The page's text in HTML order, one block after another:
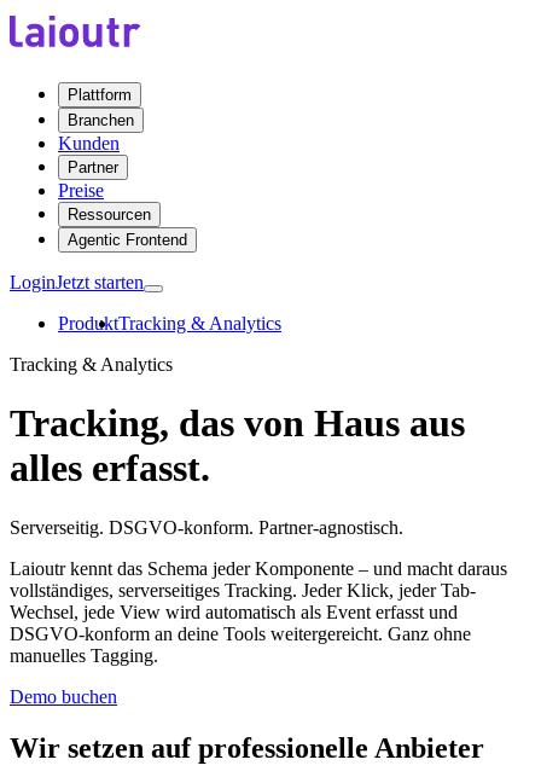
Plattform
Branchen
Kunden
Partner
Preise
Ressourcen
Agentic Frontend
LoginJetzt starten
ProduktTracking & Analytics
Tracking & Analytics
Tracking, das von Haus aus
alles erfasst.
Serverseitig. DSGVO-konform. Partner-agnostisch.
Laioutr kennt das Schema jeder Komponente – und macht daraus
vollständiges, serverseitiges Tracking. Jeder Klick, jeder Tab-
Wechsel, jede View wird automatisch als Event erfasst und
DSGVO-konform an deine Tools weitergereicht. Ganz ohne
manuelles Tagging.
Demo buchen
Wir setzen auf professionelle Anbieter